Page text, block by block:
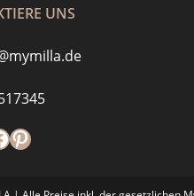
UNS
www.tiktok.com/@mymilla.de
Pinterest